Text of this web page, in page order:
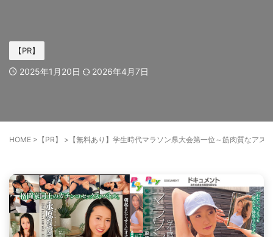
【PR】
2025年1月20日 2026年4月7日
HOME > 【PR】 > 【無料あり】学生時代マラソン県大会第一位～筋肉質なア